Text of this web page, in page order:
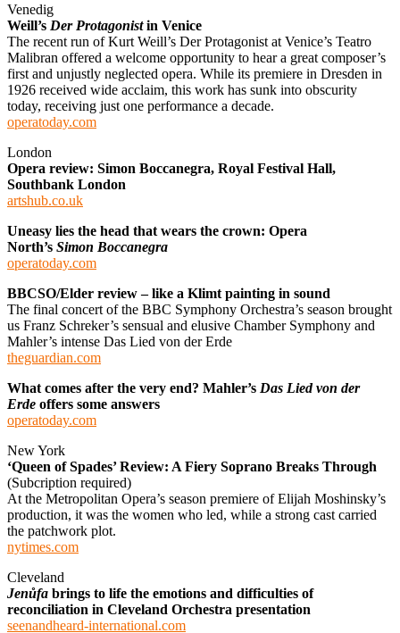
Venedig
Weill’s Der Protagonistin Venice
The recent run of Kurt Weill’s Der Protagonist at Venice’s Teatro
Malibran offered a welcome opportunity to hear a great composer’s
first and unjustly neglected opera. While its premiere in Dresden in
1926 received wide acclaim, this work has sunk into obscurity
today, receiving just one performance a decade.
operatoday.com
London
Opera review: Simon Boccanegra, Royal Festival Hall,
Southbank London
artshub.co.uk
Uneasy lies the head that wears the crown: Opera
North’s Simon Boccanegra
operatoday.com
BBCSO/Elder review – like a Klimt painting in sound
The final concert of the BBC Symphony Orchestra’s season brought
us Franz Schreker’s sensual and elusive Chamber Symphony and
Mahler’s intense Das Lied von der Erde
theguardian.com
What comes after the very end? Mahler’s Das Lied von der
Erde offers some answers
operatoday.com
New York
‘Queen of Spades’ Review: A Fiery Soprano Breaks Through
(Subcription required)
At the Metropolitan Opera’s season premiere of Elijah Moshinsky’s
production, it was the women who led, while a strong cast carried
the patchwork plot.
nytimes.com
Cleveland
Jenůfa brings to life the emotions and difficulties of
reconciliation in Cleveland Orchestra presentation
seenandheard-international.com